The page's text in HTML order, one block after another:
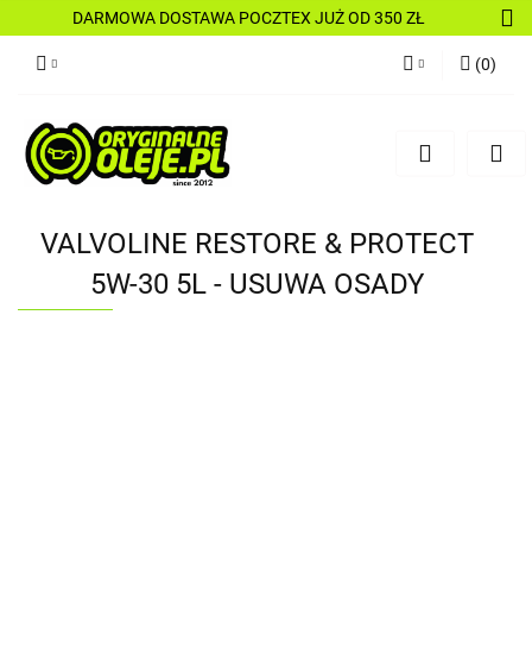
DARMOWA DOSTAWA POCZTEX JUŻ OD 350 ZŁ
Zarejestruj się
(0)
VALVOLINE RESTORE & PROTECT
5W-30 5L - USUWA OSADY